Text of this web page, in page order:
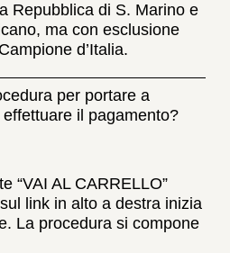
Repubblica di S. Marino e
ma con esclusione
d’Italia.
per portare a
il pagamento?
“VAI AL CARRELLO”
link in alto a destra inizia
La procedura si compone